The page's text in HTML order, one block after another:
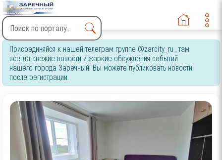
Type 2 or more characters
for results.
Присоединяйся к нашей телеграм группе @zarcity_ru , там
всегда свежие новости и жаркие обсуждения событий
нашего города Заречный! Вы можете публиковать новости
после регистрации.